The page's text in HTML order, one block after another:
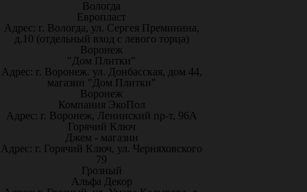
Вологда
Европласт
Адрес: г. Вологда, ул. Сергея Преминина,
д.10 (отдельный вход с левого торца)
Воронеж
"Дом Плитки"
Адрес: г. Воронеж. ул. Донбасская, дом 44,
магазин "Дом Плитки"
Воронеж
Компания ЭкоПол
Адрес: г. Воронеж, Ленинский пр-т, 96А
Горячий Ключ
Джем - магазин
Адрес: г. Горячий Ключ, ул. Черняховского
79
Грозный
Альфа Декор